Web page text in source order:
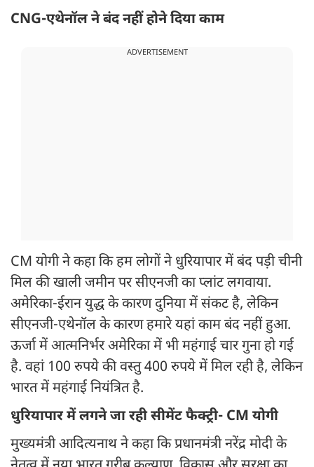
CNG-एथेनॉल ने बंद नहीं होने दिया काम
ADVERTISEMENT
CM योगी ने कहा कि हम लोगों ने धुरियापार में बंद पड़ी चीनी
मिल की खाली जमीन पर सीएनजी का प्लांट लगवाया.
अमेरिका-ईरान युद्ध के कारण दुनिया में संकट है, लेकिन
सीएनजी-एथेनॉल के कारण हमारे यहां काम बंद नहीं हुआ.
ऊर्जा में आत्मनिर्भर अमेरिका में भी महंगाई चार गुना हो गई
है. वहां 100 रुपये की वस्तु 400 रुपये में मिल रही है, लेकिन
भारत में महंगाई नियंत्रित है.
धुरियापार में लगने जा रही सीमेंट फैक्ट्री- CM योगी
मुख्यमंत्री आदित्यनाथ ने कहा कि प्रधानमंत्री नरेंद्र मोदी के